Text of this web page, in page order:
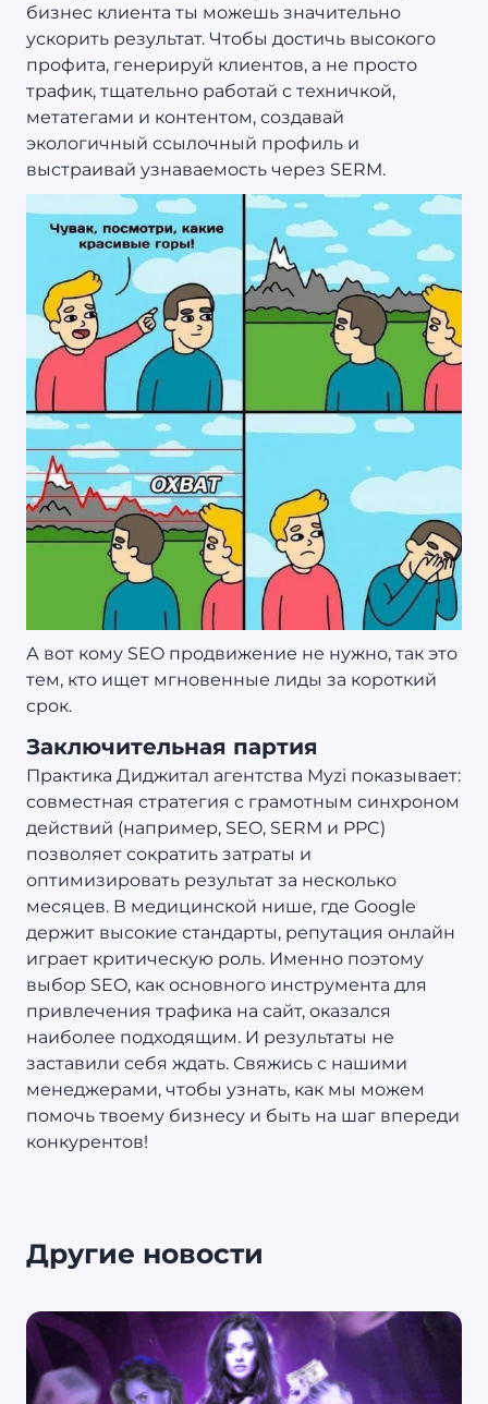
бизнес клиента ты можешь значительно
ускорить результат. Чтобы достичь высокого
профита, генерируй клиентов, а не просто
трафик, тщательно работай с техничкой,
метатегами и контентом, создавай
экологичный ссылочный профиль и
выстраивай узнаваемость через SERM.
А вот кому SEO продвижение не нужно, так это
тем, кто ищет мгновенные лиды за короткий
срок.
Заключительная партия
Практика Диджитал агентства Myzi показывает:
совместная стратегия с грамотным синхроном
действий (например, SEO, SERM и PPC)
позволяет сократить затраты и
оптимизировать результат за несколько
месяцев. В медицинской нише, где Google
держит высокие стандарты, репутация онлайн
играет критическую роль. Именно поэтому
выбор SEO, как основного инструмента для
привлечения трафика на сайт, оказался
наиболее подходящим. И результаты не
заставили себя ждать. Свяжись с нашими
менеджерами, чтобы узнать, как мы можем
помочь твоему бизнесу и быть на шаг впереди
конкурентов!
Другие новости